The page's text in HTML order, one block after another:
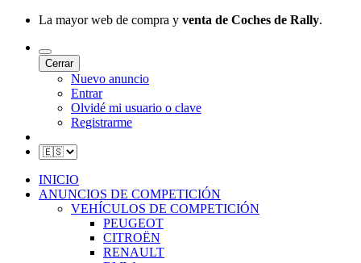
La mayor web de compra y venta de Coches de Rally.
Cerrar
Nuevo anuncio
Entrar
Olvidé mi usuario o clave
Registrarme
INICIO
ANUNCIOS DE COMPETICIÓN
VEHÍCULOS DE COMPETICIÓN
PEUGEOT
CITROËN
RENAULT